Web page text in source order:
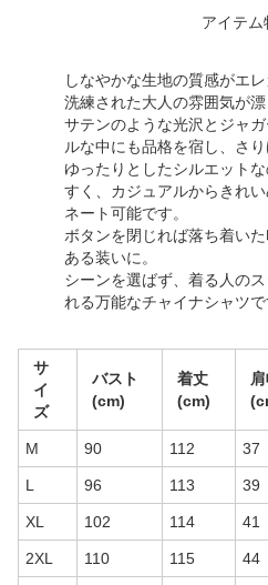
アイテム
しなやかな生地の質感がエ
洗練された大人の雰囲気が漂
サテンのような光沢とジャ
ルな中にも品格を宿し、さり
ゆったりとしたシルエット
すく、カジュアルからきれ
ネート可能です。
ボタンを閉じれば落ち着い
ある装いに。
シーンを選ばず、着る人の
れる万能なチャイナシャツで
サ
イ
ズ
バスト
(cm)
着丈
(cm)
M 90 112 37
L 96 113 39
XL 102 114 41
2XL 110 115 44